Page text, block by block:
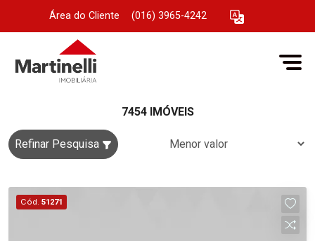
Área do Cliente (016) 3965-4242
7454 IMÓVEIS
Refinar Pesquisa
Cód. 51271